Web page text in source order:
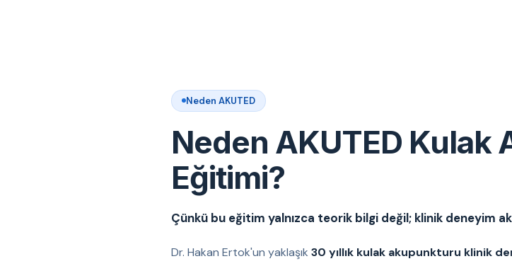
Neden AKUTED
Neden AKUTED Kulak
Eğitimi?
Çünkü bu eğitim yalnızca teorik bilgi değil; klinik deneyim
Dr. Hakan Ertok'un yaklaşık 30 yıllık kulak akupunkturu klinik